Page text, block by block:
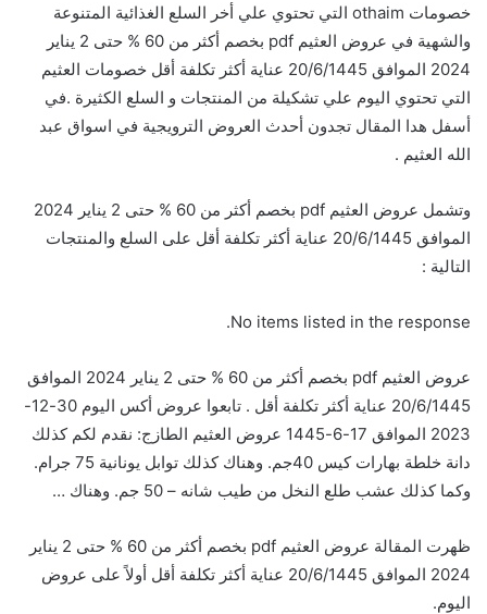
خصومات othaim التي تحتوي علي أخر السلع الغذائية المتنوعة
والشهية في عروض العثيم pdf بخصم أكثر من 60 % حتى 2 يناير
2024 الموافق 20/6/1445 عناية أكثر تكلفة أقل خصومات العثيم
التي تحتوي اليوم علي تشكيلة من المنتجات و السلع الكثيرة .في
أسفل هدا المقال تجدون أحدث العروض الترويجية في اسواق عبد
الله العثيم .
وتشمل عروض العثيم pdf بخصم أكثر من 60 % حتى 2 يناير 2024
الموافق 20/6/1445 عناية أكثر تكلفة أقل على السلع والمنتجات
التالية :
No items listed in the response.
عروض العثيم pdf بخصم أكثر من 60 % حتى 2 يناير 2024 الموافق
20/6/1445 عناية أكثر تكلفة أقل . تابعوا عروض أكس اليوم 30-12-
2023 الموافق 17-6-1445 عروض العثيم الطازج: نقدم لكم كذلك
دانة خلطة بهارات كيس 40جم. وهناك كذلك توابل يونانية 75 جرام.
وكما كذلك عشب طلع النخل من طيب شانه – 50 جم. وهناك …
ظهرت المقالة عروض العثيم pdf بخصم أكثر من 60 % حتى 2 يناير
2024 الموافق 20/6/1445 عناية أكثر تكلفة أقل أولاً على عروض
اليوم.